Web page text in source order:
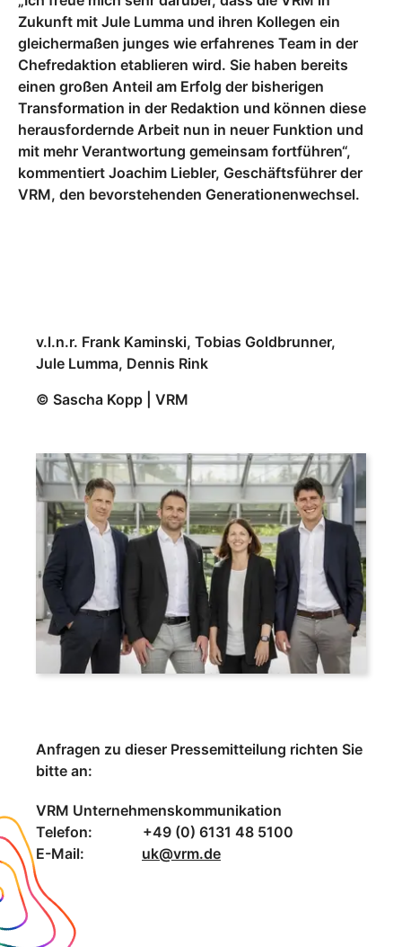
Zukunft mit Jule Lumma und ihren Kollegen ein
gleichermaßen junges wie erfahrenes Team in der
Chefredaktion etablieren wird. Sie haben bereits
einen großen Anteil am Erfolg der bisherigen
Transformation in der Redaktion und können diese
herausfordernde Arbeit nun in neuer Funktion und
mit mehr Verantwortung gemeinsam fortführen“,
kommentiert Joachim Liebler, Geschäftsführer der
VRM, den bevorstehenden Generationenwechsel.
v.l.n.r. Frank Kaminski, Tobias Goldbrunner,
Jule Lumma, Dennis Rink
© Sascha Kopp | VRM
Anfragen zu dieser Pressemitteilung richten Sie
bitte an:
VRM Unternehmenskommunikation
Telefon: +49 (0) 6131 48 5100
E-Mail: uk@vrm.de